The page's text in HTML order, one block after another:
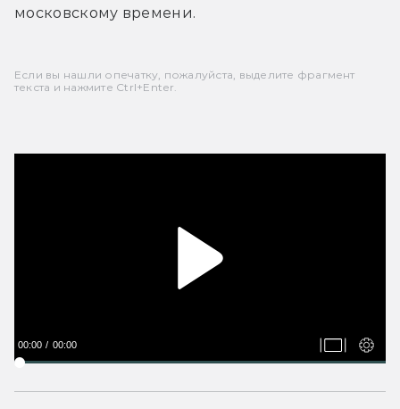
московскому времени.
Если вы нашли опечатку, пожалуйста, выделите фрагмент
текста и нажмите Ctrl+Enter.
00:00 00:00